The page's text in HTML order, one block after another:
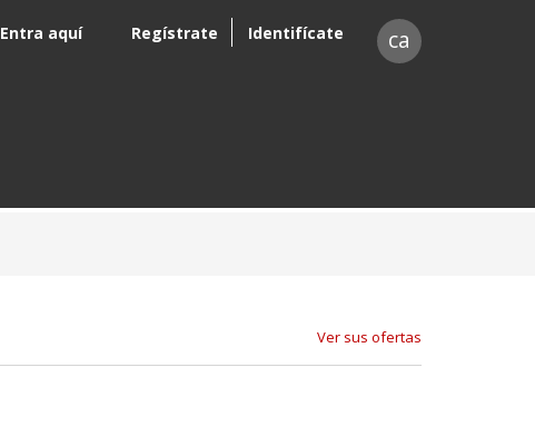
Entra aquí Regístrate Identifícate ca
Ver sus ofertas